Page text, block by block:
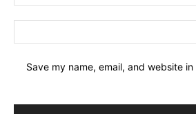
Save my name, email, and website